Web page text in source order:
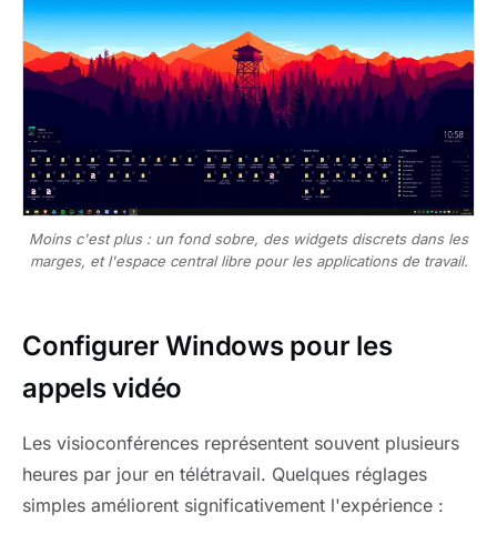
Moins c'est plus : un fond sobre, des widgets discrets dans les
marges, et l'espace central libre pour les applications de travail.
Configurer Windows pour les
appels vidéo
Les visioconférences représentent souvent plusieurs
heures par jour en télétravail. Quelques réglages
simples améliorent significativement l'expérience :